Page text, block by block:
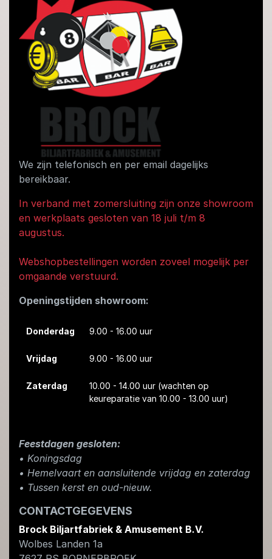
We zijn telefonisch en per email dagelijks
bereikbaar.
In verband met zomersluiting zijn onze showroom
en werkplaats gesloten van 18 juli t/m 8
augustus.
Webshopbestellingen worden zoveel mogelijk per
omgaande verstuurd.
Openingstijden showroom:
Donderdag 9.00 - 16.00 uur
Vrijdag 9.00 - 16.00 uur
Zaterdag 10.00 - 14.00 uur (wachten op
keureparatie van 10.00 - 13.00 uur)
Feestdagen gesloten:
• Koningsdag
​• Hemelvaart en aansluitende vrijdag en zaterdag
• Tussen kerst en oud-nieuw.
CONTACTGEGEVENS
Brock Biljartfabriek & Amusement B.V.
Wolbes Landen 1a